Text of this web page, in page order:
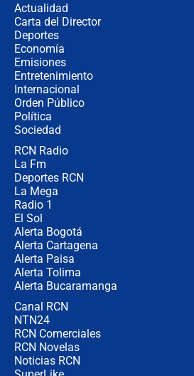
Actualidad
Carta del Director
Deportes
Economía
Emisiones
Entretenimiento
Internacional
Orden Público
Política
Sociedad
RCN Radio
La Fm
Deportes RCN
La Mega
Radio 1
El Sol
Alerta Bogotá
Alerta Cartagena
Alerta Paisa
Alerta Tolima
Alerta Bucaramanga
Canal RCN
NTN24
RCN Comerciales
RCN Novelas
Noticias RCN